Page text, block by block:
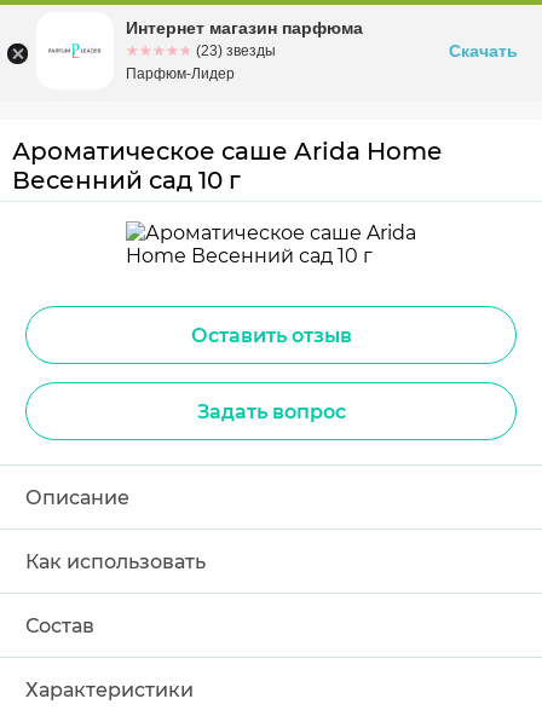
Омскул. Заозерная, 11, к. 1
Ароматическое саше Arida Home
Весенний сад 10 г
Оставить отзыв
Задать вопрос
Описание
Как использовать
Состав
Характеристики
Интернет магазин парфюма
☆☆☆☆☆
★★★★★ (23) звезды
Парфюм-Лидер
Скачать